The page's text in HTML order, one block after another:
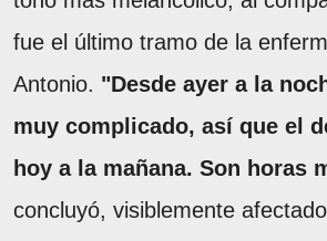
fue el último tramo de la
Antonio. "Desde ayer a la
muy complicado, así que el
hoy a la mañana. Son horas
concluyó, visiblemente